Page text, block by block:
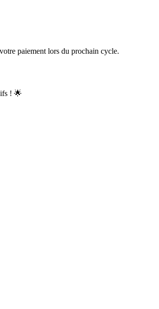
paiement lors du prochain cycle.
! 🌟